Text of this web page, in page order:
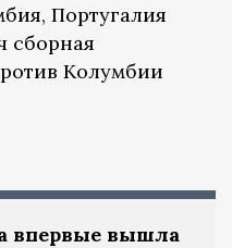
Португалия
сборная
Колумбии
впервые вышла